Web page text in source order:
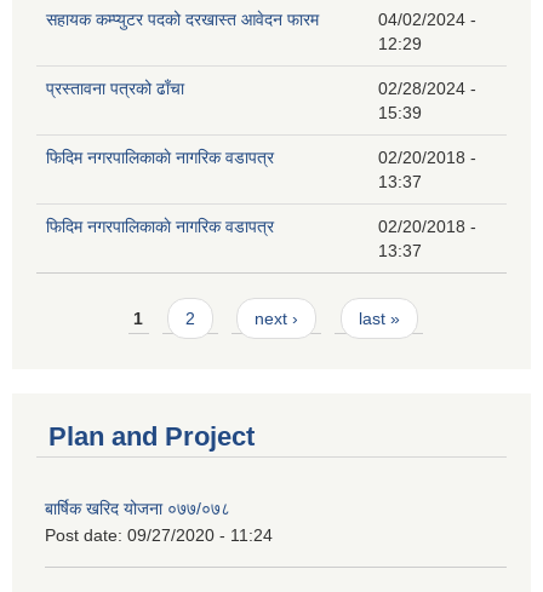
सहायक कम्प्युटर पदको दरखास्त आवेदन फारम
04/02/2024 -
12:29
प्रस्तावना पत्रको ढाँचा
02/28/2024 -
15:39
फिदिम नगरपालिकाकाे नागरिक वडापत्र
02/20/2018 -
13:37
फिदिम नगरपालिकाकाे नागरिक वडापत्र
02/20/2018 -
13:37
Pages1 2 next › last »
Plan and Project
बार्षिक खरिद योजना ०७७/०७८
Post date: 09/27/2020 - 11:24